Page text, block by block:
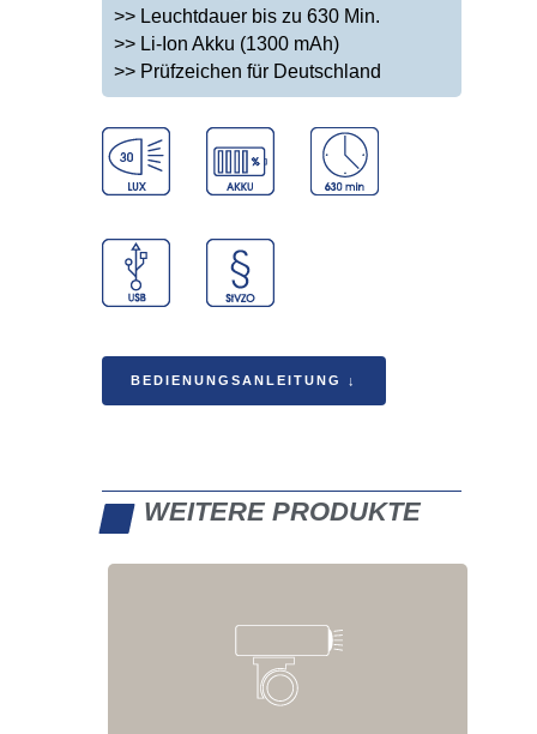
>> Leuchtdauer bis zu 630 Min.
>> Li-Ion Akku (1300 mAh)
>> Prüfzeichen für Deutschland
BEDIENUNGSANLEITUNG ↓
WEITERE PRODUKTE